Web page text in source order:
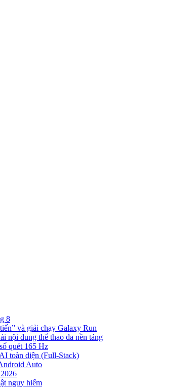
8
và giải chạy Galaxy Run
nội dung thể thao đa nền tảng
quét 165 Hz
toàn diện (Full-Stack)
Auto
nguy hiểm